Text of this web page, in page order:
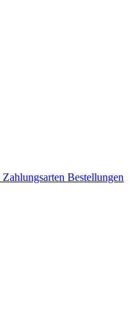
Zahlungsarten Bestellungen